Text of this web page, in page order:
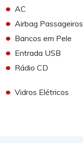
• AC
• Airbag Passageiros
• Bancos em Pele
• Entrada USB
• Rádio CD
• Vidros Elétricos